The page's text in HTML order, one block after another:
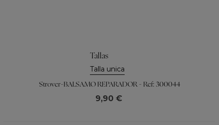
Tallas
Talla unica
Strover-BALSAMO REPARADOR - Ref: 300044
9,90 €